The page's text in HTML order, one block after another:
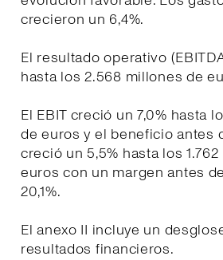
crecieron un 6,4%.
El resultado operativo
hasta los 2.568 millones de
El EBIT creció un 7,0% hasta
de euros y el beneficio antes
creció un 5,5% hasta los
euros con un margen antes
20,1%.
El anexo II incluye un
resultados financieros.